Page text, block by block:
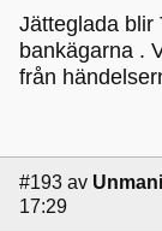
Jätteglada blir
bankägarna .
från
#193 av
17:29